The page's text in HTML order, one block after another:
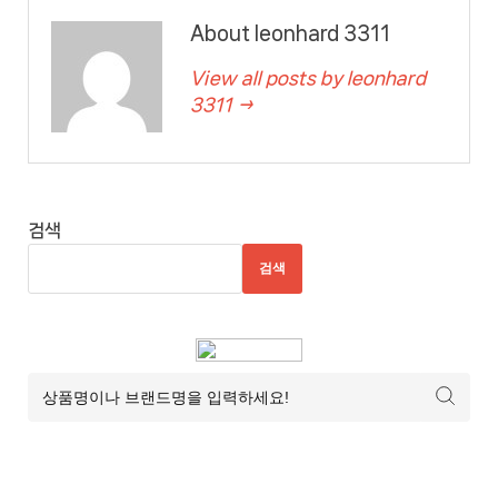
About leonhard 3311
View all posts by leonhard
3311 →
검색
검색